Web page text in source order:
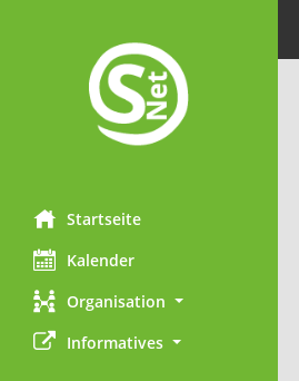
Startseite
Kalender
Organisation
Informatives